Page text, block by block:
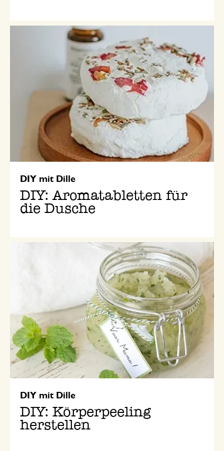
DIY mit Dille
DIY: Aromatabletten für
die Dusche
DIY mit Dille
DIY: Körperpeeling
herstellen